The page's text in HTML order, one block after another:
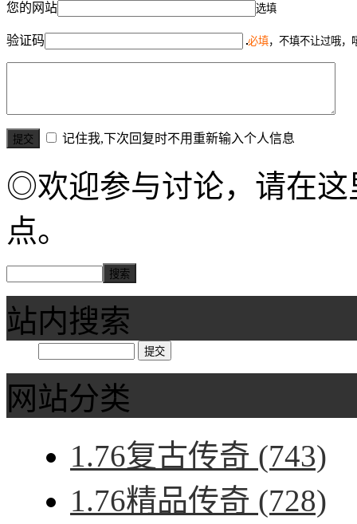
您的网站 选填
验证码 必填，不填不让过哦，
记住我,下次回复时不用重新输入个人信息
◎欢迎参与讨论，请在这
点。
站内搜索
网站分类
1.76复古传奇 (743)
1.76精品传奇 (728)